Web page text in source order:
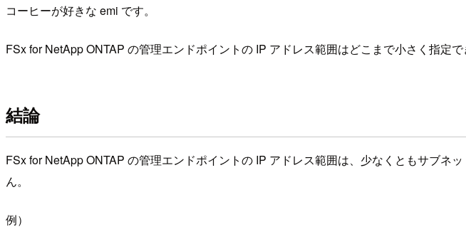
コーヒーが好きな emi です。
FSx for NetApp ONTAP の管理エンドポイントの IP アドレス範囲はどこまで小さく指定
結論
FSx for NetApp ONTAP の管理エンドポイントの IP アドレス範囲は、少なくともサブ
ん。
例）